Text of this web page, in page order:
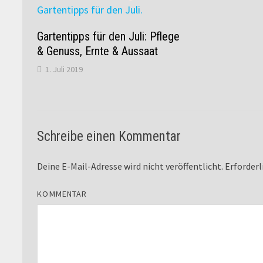
Gartentipps für den Juli: Pflege
& Genuss, Ernte & Aussaat
1. Juli 2019
Schreibe einen Kommentar
Deine E-Mail-Adresse wird nicht veröffentlicht.
KOMMENTAR